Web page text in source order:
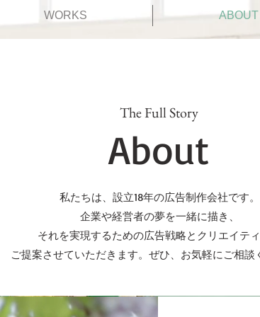
WORKS ABOUT
The Full Story
About
私たちは、設立18年の広告制作会社です。
企業や経営者の夢を一緒に描き、
それを実現するための広告戦略とクリエイテ
ご提案させていただきます。ぜひ、お気軽にご相談